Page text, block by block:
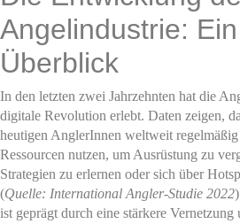
Angelindustrie: Ein
Überblick
In den letzten zwei Jahrzehnten hat die
digitale Revolution erlebt. Daten zeigen,
heutigen AnglerInnen weltweit
Ressourcen nutzen, um Ausrüstung zu
Strategien zu erlernen oder sich über
(Quelle: International Angler-Studie 2022
ist geprägt durch eine stärkere Vernetzung